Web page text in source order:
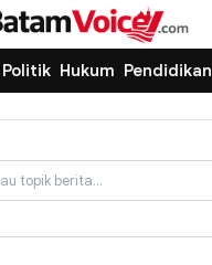
Politik Hukum Pendidikan